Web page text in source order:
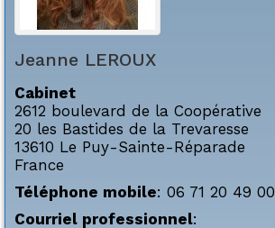
Jeanne LEROUX
Cabinet
2612 boulevard de la Coopérative
20 les Bastides de la Trevaresse
13610 Le Puy-Sainte-Réparade
France
Téléphone mobile: 06 71 20 49 00
Courriel professionnel: